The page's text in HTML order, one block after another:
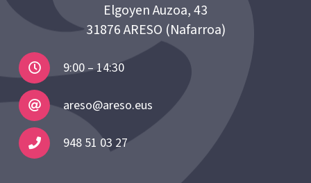
Elgoyen Auzoa, 43
31876 ARESO (Nafarroa)
9:00 – 14:30
areso@areso.eus
948 51 03 27